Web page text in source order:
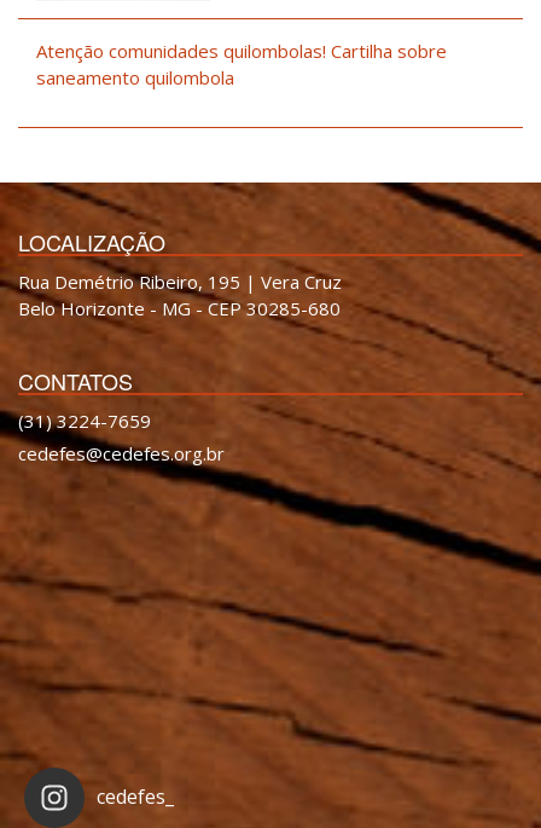
Atenção comunidades quilombolas! Cartilha sobre
saneamento quilombola
LOCALIZAÇÃO
Rua Demétrio Ribeiro, 195 | Vera Cruz
Belo Horizonte - MG - CEP 30285-680
CONTATOS
(31) 3224-7659
cedefes@cedefes.org.br
cedefes_